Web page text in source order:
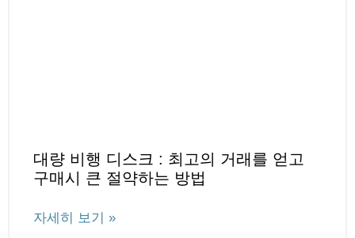
대량 비행 디스크 : 최고의 거래를 얻고
구매시 큰 절약하는 방법
자세히 보기 »